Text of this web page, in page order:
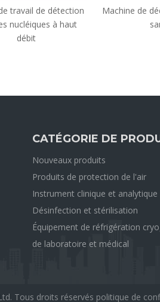
travail de détection
nucléiques à haut
débit
Machine de
CATÉGORIE DE
Nouveaux produits
Produits de protection de l'air
Instrument clinique et analytique
Désinfection et stérilisation
Équipement de réfrigération
de laboratoire et médical
Tous droits réservés politique de